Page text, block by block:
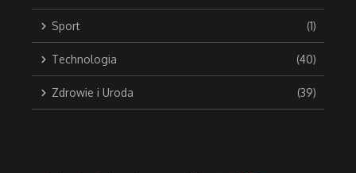
Sport (1)
Technologia (40)
Zdrowie i Uroda (39)